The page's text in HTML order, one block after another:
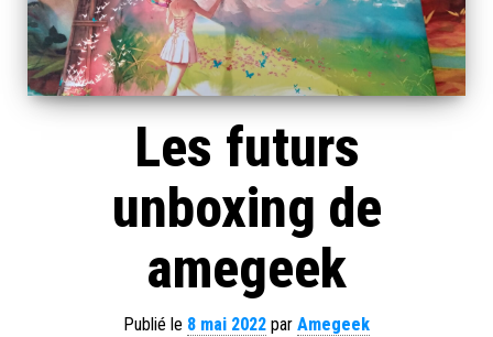
Les futurs
unboxing de
amegeek
Publié le 8 mai 2022 par Amegeek